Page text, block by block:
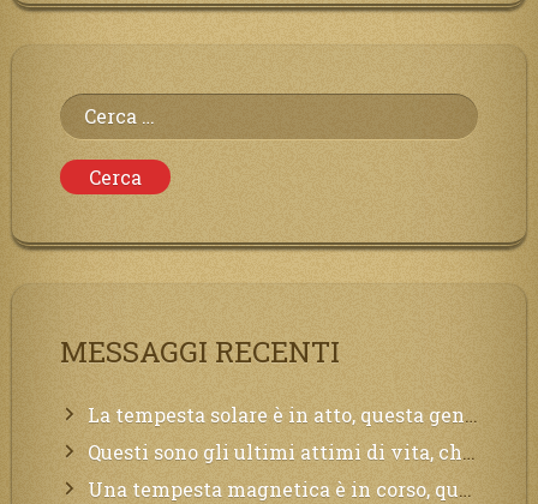
Ricerca
per:
MESSAGGI RECENTI
La tempesta solare è in atto, questa generazione soffrirà molto, la Terra arderà, l’acqua sarà contaminata, il cibo non sarà più nelle vostre mense.
Questi sono gli ultimi attimi di vita, chi si vuole salvare Mi chiami in suo aiuto.
Una tempesta magnetica è in corso, questa generazione patirà. Il black out non tarderà ad arrivare e tutta la Terra sarà oscurata.